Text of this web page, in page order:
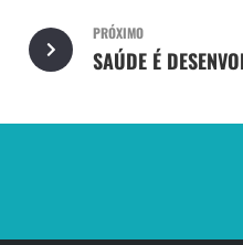
PRÓXIMO
SAÚDE É